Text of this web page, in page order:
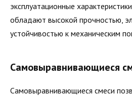
эксплуатационные
обладают высокой прочностью,
устойчивостью к механическим
Самовыравнивающиеся
Самовыравнивающиеся смеси